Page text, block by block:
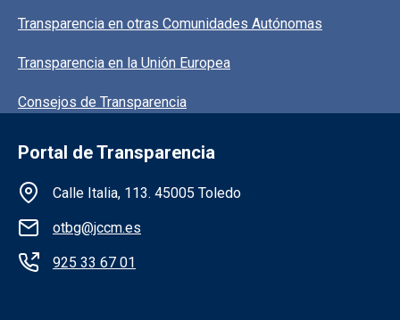
Transparencia en otras Comunidades Autónomas
Transparencia en la Unión Europea
Consejos de Transparencia
Portal de Transparencia
Información de la institución
Calle Italia, 113. 45005 Toledo
otbg@jccm.es
925 33 67 01